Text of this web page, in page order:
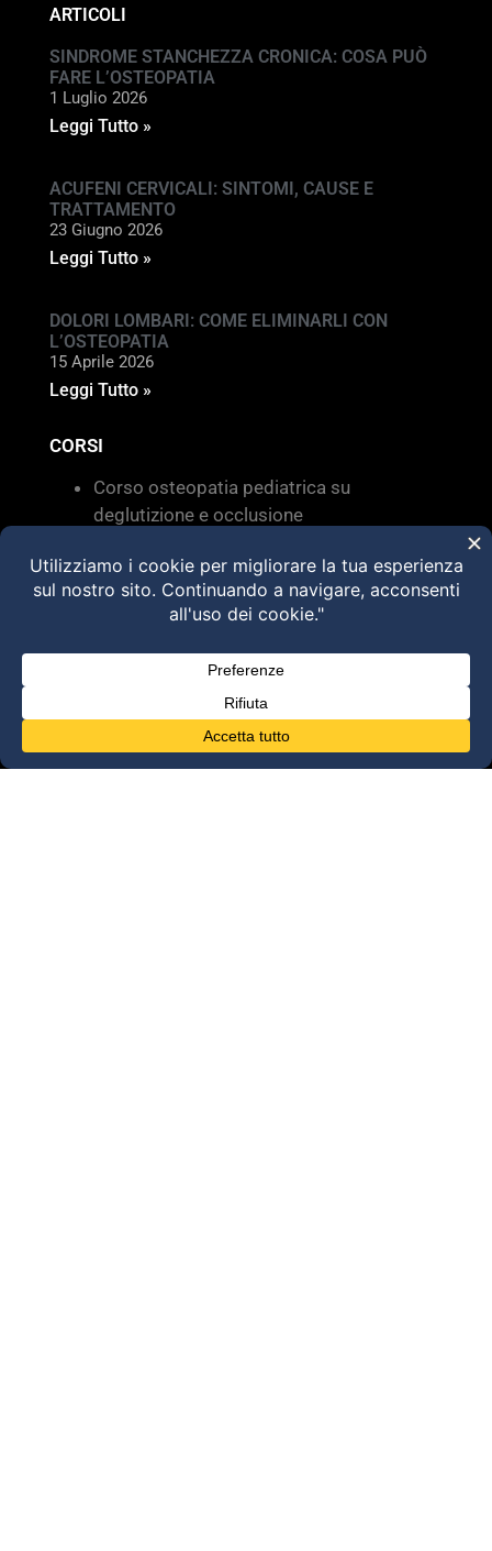
ARTICOLI
SINDROME STANCHEZZA CRONICA: COSA PUÒ
FARE L’OSTEOPATIA
1 Luglio 2026
Leggi Tutto »
ACUFENI CERVICALI: SINTOMI, CAUSE E
TRATTAMENTO
23 Giugno 2026
Leggi Tutto »
DOLORI LOMBARI: COME ELIMINARLI CON
L’OSTEOPATIA
15 Aprile 2026
Leggi Tutto »
CORSI
Corso osteopatia pediatrica su
deglutizione e occlusione
disfunzioni dei sistemi di movimento –
Torino 28 MARZO 2026
HVLA – Moduli Clinici – 2026
@2025 Dott. Alessandro Carollo – All rights